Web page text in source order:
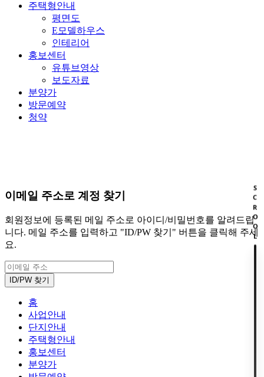
주택형안내
평면도
E모델하우스
인테리어
홍보센터
유튜브영상
보도자료
분양가
방문예약
청약
이메일 주소로 계정 찾기
회원정보에 등록된 메일 주소로 아이디/비밀번호를 알려드립
니다. 메일 주소를 입력하고 "ID/PW 찾기" 버튼을 클릭해 주세
요.
홈
사업안내
단지안내
주택형안내
홍보센터
분양가
SCROOL